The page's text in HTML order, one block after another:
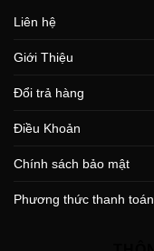
Liên hệ
Giới Thiệu
Đổi trả hàng
Điều Khoản
Chính sách bảo mật
Phương thức thanh toán